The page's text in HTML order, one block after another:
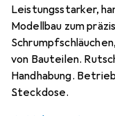
Leistungsstarker,
Modellbau zum
von Bauteilen.
Handhabung.
Steckdose.